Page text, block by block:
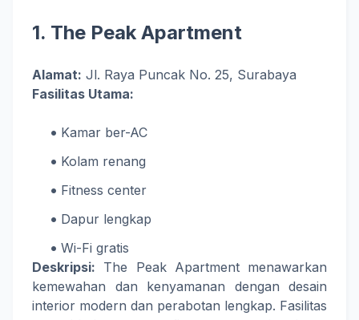
1. The Peak Apartment
Alamat: Jl. Raya Puncak No. 25, Surabaya
Fasilitas Utama:
Kamar ber-AC
Kolam renang
Fitness center
Dapur lengkap
Wi-Fi gratis
Deskripsi: The Peak Apartment menawarkan
kemewahan dan kenyamanan dengan desain
interior modern dan perabotan lengkap. Fasilitas